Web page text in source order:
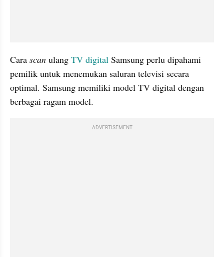
Cara scan ulang TV digital Samsung perlu dipahami
pemilik untuk menemukan saluran televisi secara
optimal. Samsung memiliki model TV digital dengan
berbagai ragam model.
ADVERTISEMENT